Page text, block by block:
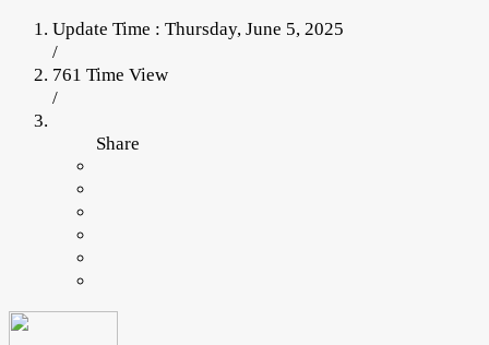
Update Time : Thursday, June 5, 2025
/
761 Time View
/
Share